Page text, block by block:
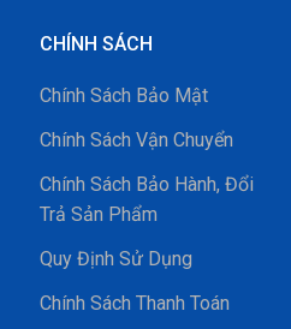
CHÍNH SÁCH
Chính Sách Bảo Mật
Chính Sách Vận Chuyển
Chính Sách Bảo Hành, Đổi
Trả Sản Phẩm
Quy Định Sử Dụng
Chính Sách Thanh Toán